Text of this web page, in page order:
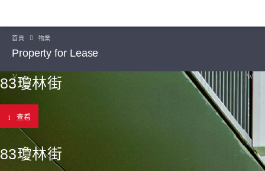
首頁 物業
Property for Lease
83瓊林街
查看
83瓊林街